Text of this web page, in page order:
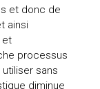
et donc de
ainsi
et
processus
sans
diminue